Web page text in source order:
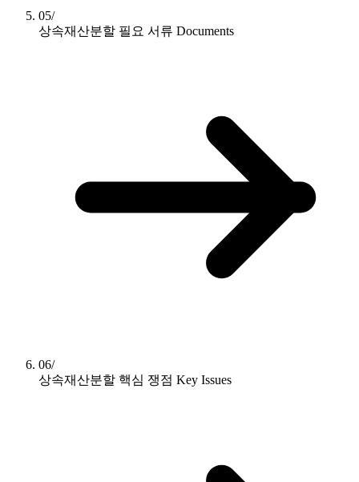
05/
상속재산분할 필요 서류 Documents
06/
상속재산분할 핵심 쟁점 Key Issues